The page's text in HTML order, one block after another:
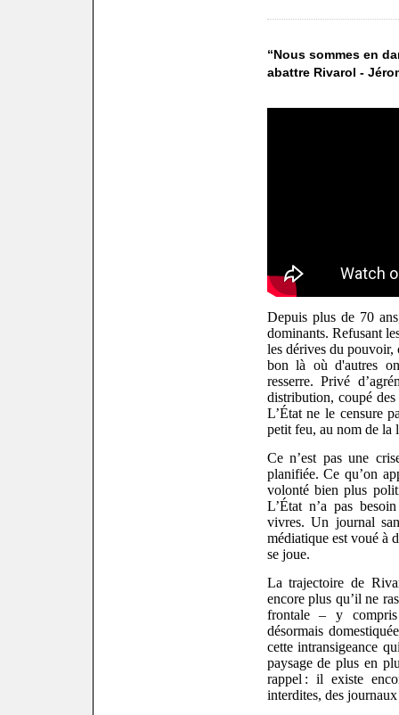
“Nous sommes en
abattre Rivarol -
Depuis plus de 70
dominants. Refusant
les dérives du pouvoir,
bon là où d'autres
resserre. Privé
distribution, coupé
L’État ne le censure
petit feu, au nom de la
Ce n’est pas une
planifiée. Ce qu’on
volonté bien plus
L’État n’a pas
vivres. Un journal
médiatique est voué à
se joue.
La trajectoire de
encore plus qu’il ne
frontale – y
désormais
cette intransigeance
paysage de plus en
rappel : il existe
interdites, des